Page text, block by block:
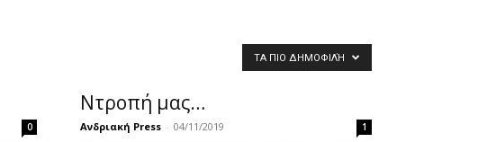
ΤΑ ΠΙΟ ΔΗΜΟΦΙΛΉ
0
Ντροπή μας…
Ανδριακή Press - 04/11/2019 1